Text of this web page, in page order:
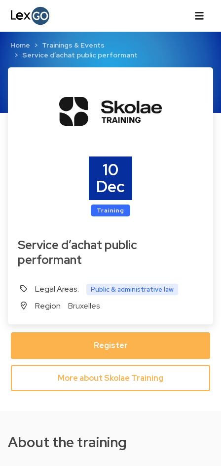
Home
Trainings & Events
Service d’achat public performant
Service d’achat public
performant
Legal Areas: Public & administrative law
Region Bruxelles
10
Dec
Training
Register
More about Skolae Training
About the training